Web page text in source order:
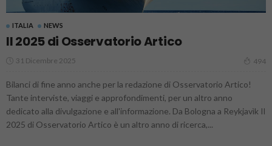
ITALIA NEWS
Il 2025 di Osservatorio Artico
31 Dicembre 2025 494
Bilanci di fine anno anche per la redazione di Osservatorio Artico!
Tante interviste, viaggi e approfondimenti, per un altro anno
dedicato alla divulgazione e all'informazione. Da Bologna a Reykjavìk Il
2025 di Osservatorio Artico è un altro anno di ricerca,...